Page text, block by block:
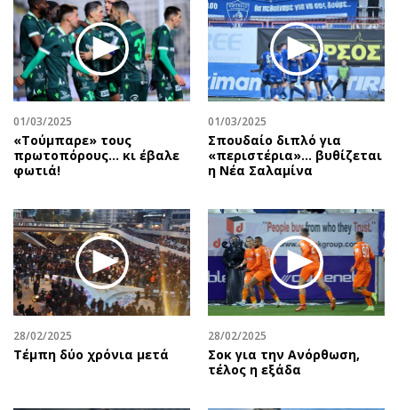
01/03/2025
«Τούμπαρε» τους
πρωτοπόρους… κι έβαλε
φωτιά!
01/03/2025
Σπουδαίο διπλό για
«περιστέρια»... βυθίζεται
η Νέα Σαλαμίνα
28/02/2025
Τέμπη δύο χρόνια μετά
28/02/2025
Σοκ για την Ανόρθωση,
τέλος η εξάδα